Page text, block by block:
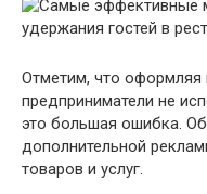
Отметим, что оформляя
предприниматели не
это большая ошибка.
дополнительной
товаров и услуг.